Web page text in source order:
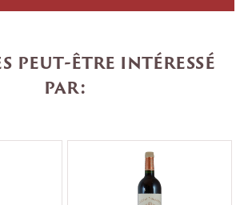
peut-être intéressé
par: